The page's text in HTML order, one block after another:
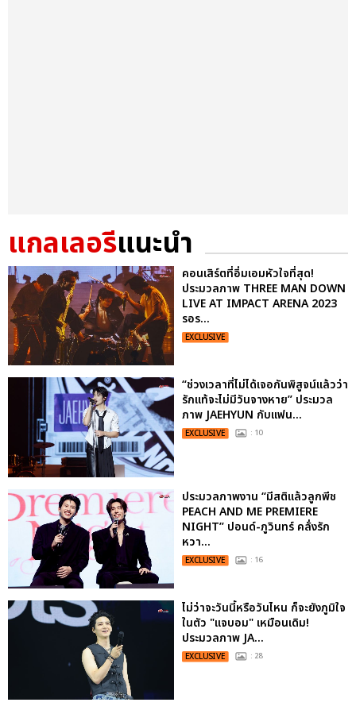
แกลเลอรีแนะนำ
คอนเสิร์ตที่อิ่มเอมหัวใจที่สุด!
ประมวลภาพ THREE MAN DOWN
LIVE AT IMPACT ARENA 2023
รอร...
EXCLUSIVE
“ช่วงเวลาที่ไม่ได้เจอกันพิสูจน์แล้วว่า
รักแท้จะไม่มีวันจางหาย” ประมวล
ภาพ JAEHYUN กับแฟน...
EXCLUSIVE : 10
ประมวลภาพงาน “มีสติแล้วลูกพีช
PEACH AND ME PREMIERE
NIGHT” ปอนด์-ภูวินทร์ คลั่งรัก
หวา...
EXCLUSIVE : 16
ไม่ว่าจะวันนี้หรือวันไหน ก็จะยังภูมิใจ
ในตัว "แจบอม" เหมือนเดิม!
ประมวลภาพ JA...
EXCLUSIVE : 28